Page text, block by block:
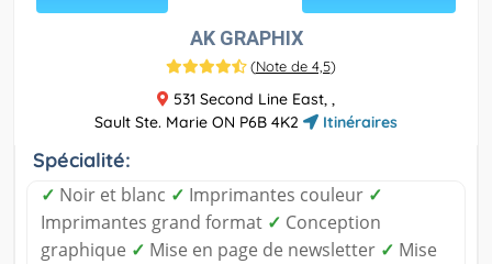
AK GRAPHIX
(Note de 4,5)
531 Second Line East, ,
Sault Ste. Marie ON P6B 4K2
Itinéraires
Spécialité:
✓ Noir et blanc ✓ Imprimantes couleur ✓
Imprimantes grand format ✓ Conception
graphique ✓ Mise en page de newsletter ✓ Mise